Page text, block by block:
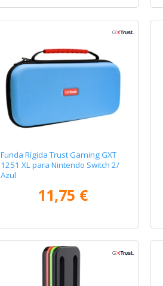
Funda Rígida Trust Gaming GXT
1251 XL para Nintendo Switch 2/
Azul
11,75 €